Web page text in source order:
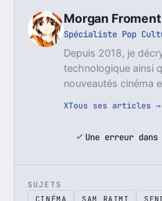
Morgan
Spécialiste Pop
Depuis 2018, je
technologique ainsi
nouveautés cinéma
XTous ses articles →
Une erreur
SUJETS
CINÉMA
SAM RAIMI